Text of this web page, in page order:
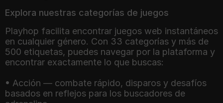
Explora nuestras categorías de juegos
Playhop facilita encontrar juegos web instantáneos
en cualquier género. Con 33 categorías y más de
500 etiquetas, puedes navegar por la plataforma y
encontrar exactamente lo que buscas:
• Acción — combate rápido, disparos y desafíos
basados en reflejos para los buscadores de